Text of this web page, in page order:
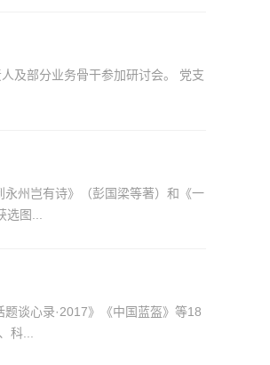
分业务骨干参加研讨会。 党支
州岂有诗》（彭国梁等著）和《一
图...
谈心录·2017》《中国蓝盔》等18
科...